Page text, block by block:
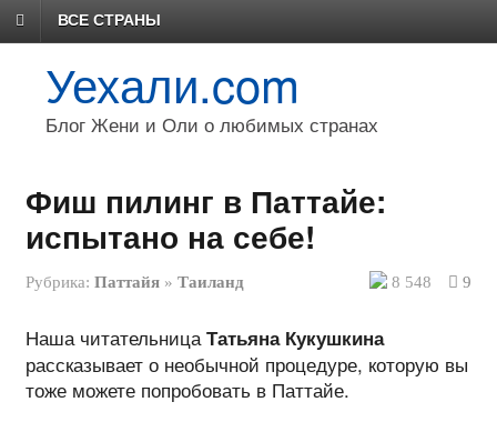
ВСЕ СТРАНЫ
Уехали.com
Блог Жени и Оли о любимых странах
Фиш пилинг в Паттайе:
испытано на себе!
Рубрика: Паттайя» Таиланд 8 548 9
Наша читательницаТатьяна Кукушкина
рассказывает о необычной процедуре, которую вы
тоже можете попробовать в Паттайе.